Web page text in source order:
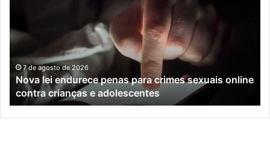
para
crimes
sexuais
online
contra
crianças
e
adolescentes
7 de agosto de 2026
Nova lei endurece penas para crimes sexuais online
contra crianças e adolescentes